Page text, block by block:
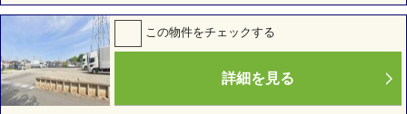
この物件をチェックする
詳細を見る